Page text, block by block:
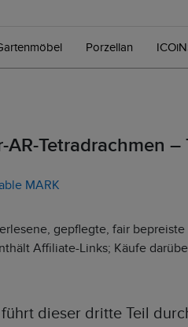
Porzellan
Tetradrachmen –
MARK
gepflegte, fair
Affiliate-Links; Käufe
dieser dritte Teil